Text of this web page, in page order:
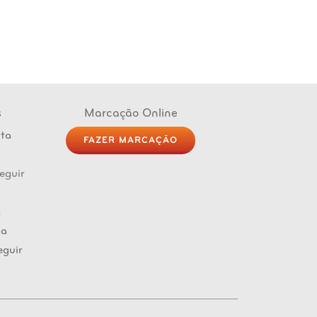
Marcação Online
FAZER MARCAÇÃO